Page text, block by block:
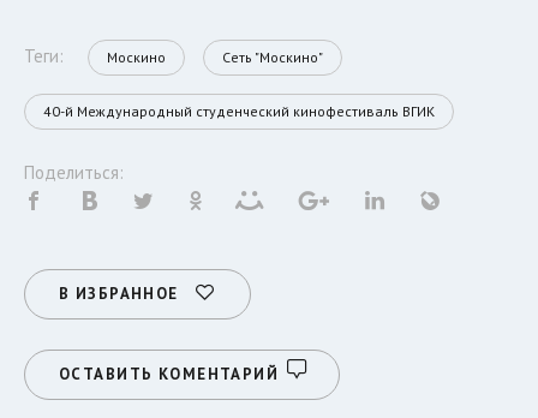
Теги: Москино Сеть "Москино"
40-й Международный студенческий кинофестиваль ВГИК
Поделиться:
В ИЗБРАННОЕ
ОСТАВИТЬ КОМЕНТАРИЙ